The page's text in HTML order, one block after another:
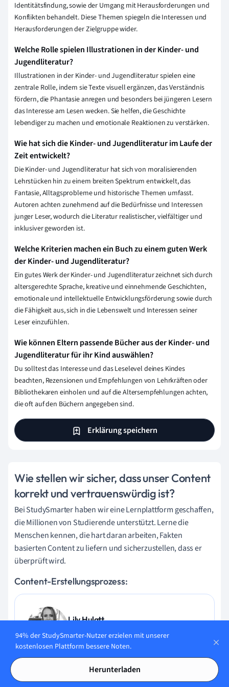
Identitätsfindung, sowie der Umgang mit Herausforderungen und
Konflikten behandelt. Diese Themen spiegeln die Interessen und
Herausforderungen der Zielgruppe wider.
Welche Rolle spielen Illustrationen in der Kinder- und
Jugendliteratur?
Illustrationen in der Kinder- und Jugendliteratur spielen eine
zentrale Rolle, indem sie Texte visuell ergänzen, das Verständnis
fördern, die Phantasie anregen und besonders bei jüngeren Lesern
das Interesse am Lesen wecken. Sie helfen, die Geschichte
lebendiger zu machen und emotionale Reaktionen zu verstärken.
Wie hat sich die Kinder- und Jugendliteratur im Laufe der
Zeit entwickelt?
Die Kinder- und Jugendliteratur hat sich von moralisierenden
Lehrstücken hin zu einem breiten Spektrum entwickelt, das
Fantasie, Alltagsprobleme und historische Themen umfasst.
Autoren achten zunehmend auf die Bedürfnisse und Interessen
junger Leser, wodurch die Literatur realistischer, vielfältiger und
inklusiver geworden ist.
Welche Kriterien machen ein Buch zu einem guten Werk
der Kinder- und Jugendliteratur?
Ein gutes Werk der Kinder- und Jugendliteratur zeichnet sich durch
altersgerechte Sprache, kreative und einnehmende Geschichten,
emotionale und intellektuelle Entwicklungsförderung sowie durch
die Fähigkeit aus, sich in die Lebenswelt und Interessen seiner
Leser einzufühlen.
Wie können Eltern passende Bücher aus der Kinder- und
Jugendliteratur für ihr Kind auswählen?
Du solltest das Interesse und das Leselevel deines Kindes
beachten, Rezensionen und Empfehlungen von Lehrkräften oder
Bibliothekaren einholen und auf die Altersempfehlungen achten,
die oft auf den Büchern angegeben sind.
Erklärung speichern
Wie stellen wir sicher, dass unser Content
korrekt und vertrauenswürdig ist?
Bei StudySmarter haben wir eine Lernplattform geschaffen,
die Millionen von Studierende unterstützt. Lerne die
Menschen kennen, die hart daran arbeiten, Fakten
basierten Content zu liefern und sicherzustellen, dass er
überprüft wird.
Content-Erstellungsprozess:
Lily Hulatt
Digital Content Specialist
Lily Hulatt ist Digital Content Specialist mit über drei
Jahren Erfahrung in Content-Strategie und Curriculum-
Design. Sie hat 2022 ihren Doktortitel in Englischer Literatur
94% der StudySmarter-Nutzer erzielen mit unserer
kostenlosen Plattform bessere Noten.
Herunterladen